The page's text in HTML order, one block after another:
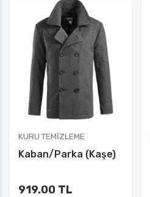
KURU TEMIZLEME
Kaban/Parka (Kaşe)
919.00 TL